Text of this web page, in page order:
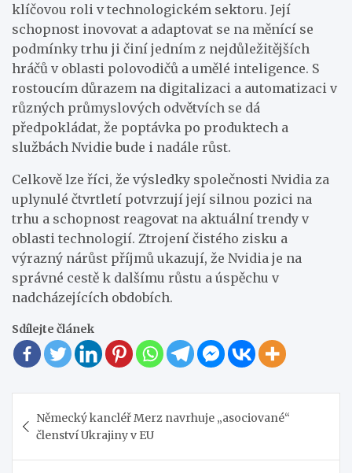
klíčovou roli v technologickém sektoru. Její
schopnost inovovat a adaptovat se na měnící se
podmínky trhu ji činí jedním z nejdůležitějších
hráčů v oblasti polovodičů a umělé inteligence. S
rostoucím důrazem na digitalizaci a automatizaci v
různých průmyslových odvětvích se dá
předpokládat, že poptávka po produktech a
službách Nvidie bude i nadále růst.
Celkově lze říci, že výsledky společnosti Nvidia za
uplynulé čtvrtletí potvrzují její silnou pozici na
trhu a schopnost reagovat na aktuální trendy v
oblasti technologií. Ztrojení čistého zisku a
výrazný nárůst příjmů ukazují, že Nvidia je na
správné cestě k dalšímu růstu a úspěchu v
nadcházejících obdobích.
Sdílejte článek
pro
příspěvek
Německý kancléř Merz navrhuje „asociované“
členství Ukrajiny v EU